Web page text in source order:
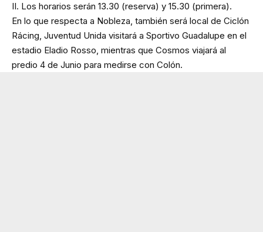
II. Los horarios serán 13.30 (reserva) y 15.30 (primera).
En lo que respecta a Nobleza, también será local de Ciclón
Rácing, Juventud Unida visitará a Sportivo Guadalupe en el
estadio Eladio Rosso, mientras que Cosmos viajará al
predio 4 de Junio para medirse con Colón.